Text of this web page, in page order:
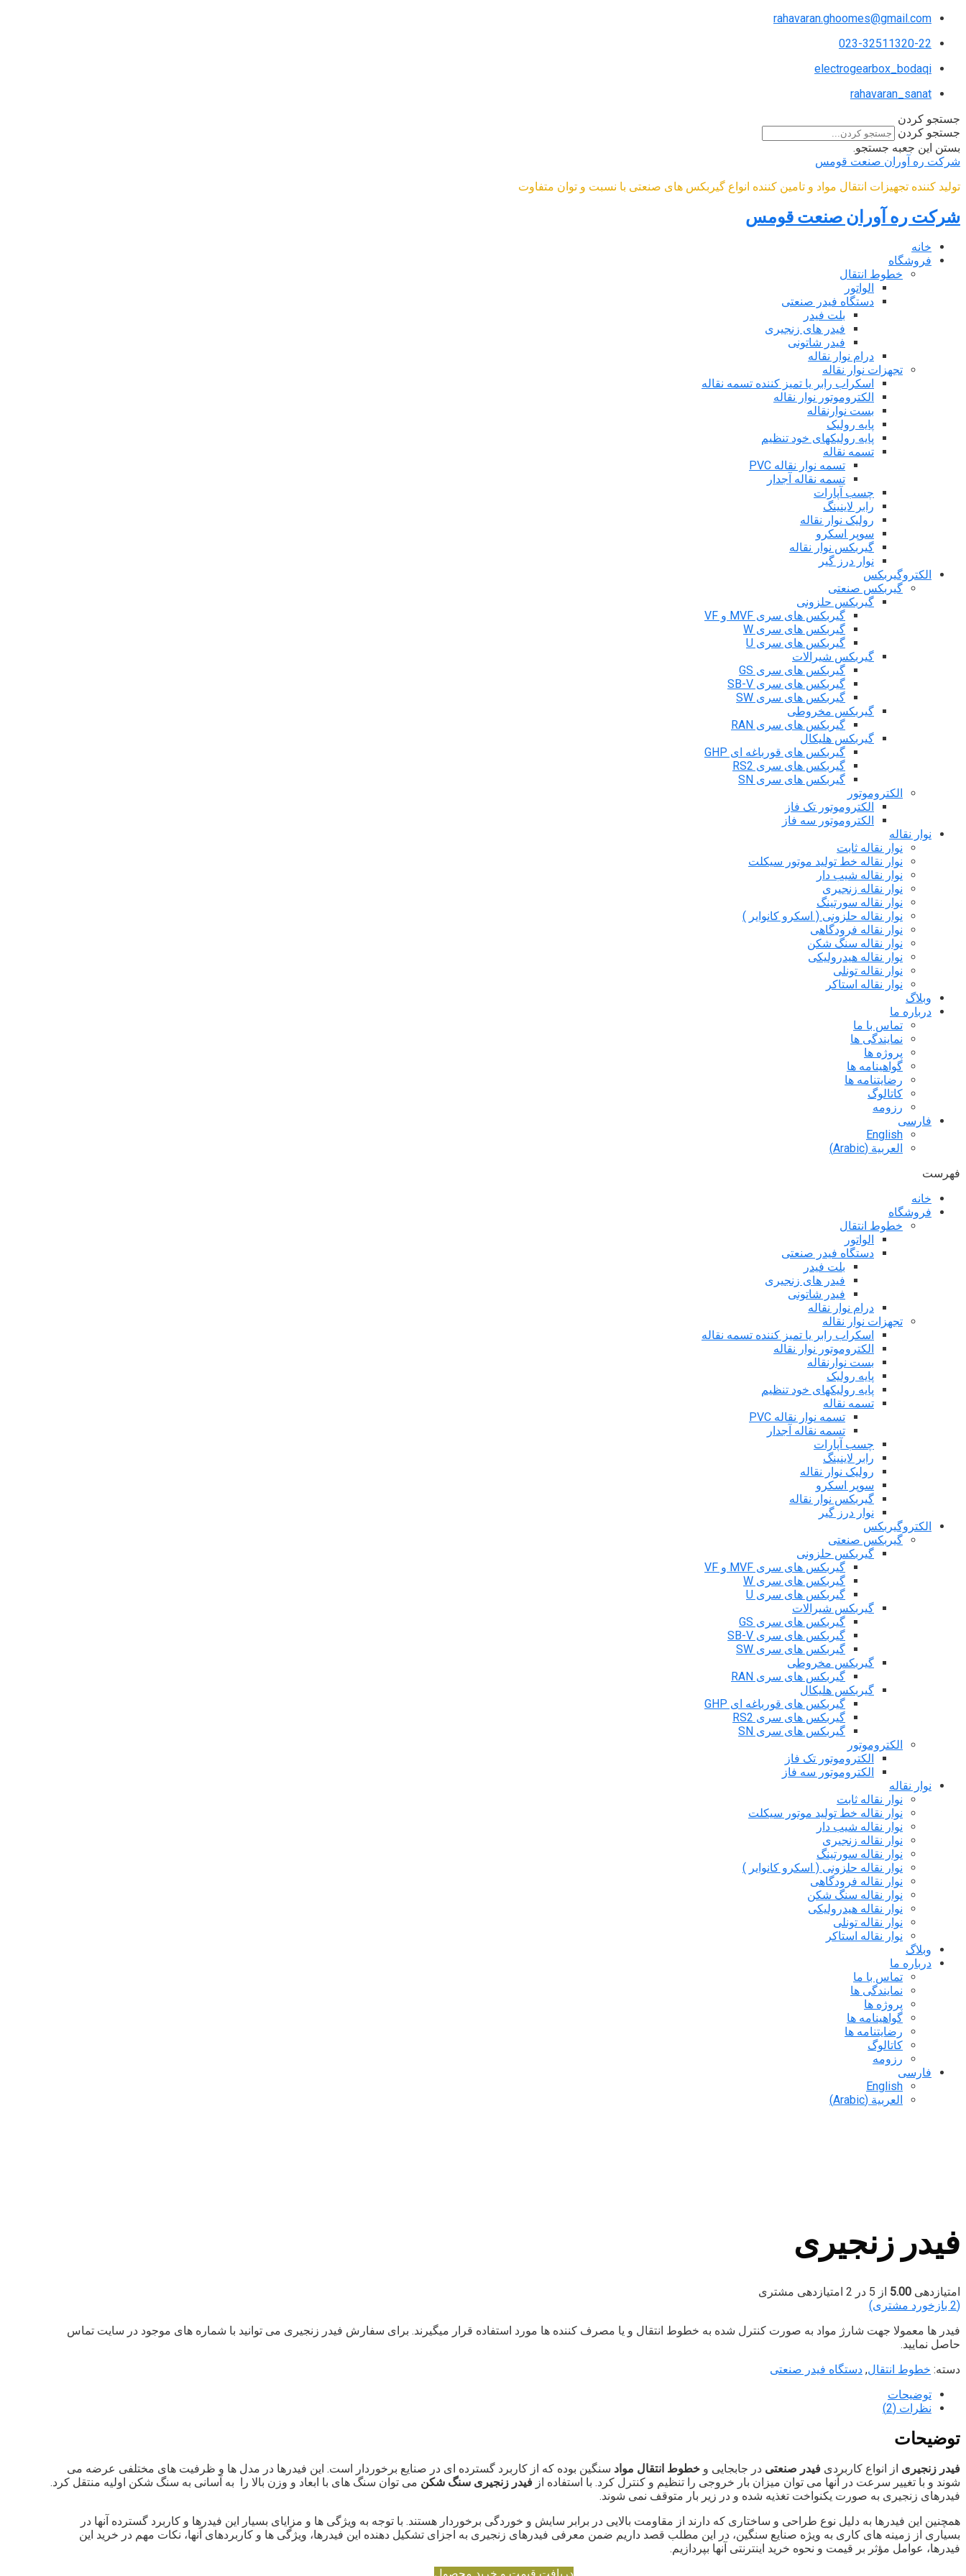
rahavaran.ghoomes@gmail.com
023-32511320-22
electrogearbox_bodaqi
rahavaran_sanat
جستجو کردن
جستجو کردن
بستن این جعبه جستجو.
شرکت ره آوران صنعت قومس
تولید کننده تجهیزات انتقال مواد و تامین کننده انواع گیربکس های صنعتی با نسبت و توان متفاوت
شرکت ره آوران صنعت قومس
خانه
فروشگاه
خطوط انتقال
الواتور
دستگاه فیدر صنعتی
بلت فیدر
فیدر های زنجیری
فیدر شاتونی
درام نوار نقاله
تجهزات نوار نقاله
اسکراب رابر یا تمیز کننده تسمه نقاله
الکتروموتور نوار نقاله
بست نوارنقاله
پایه رولیک
پایه رولیکهای خود تنظیم
تسمه نقاله
تسمه نوار نقاله PVC
تسمه نقاله آجدار
چسب آپارات
رابر لاینینگ
رولیک نوار نقاله
سوپر اسکرو
گیربکس نوار نقاله
نوار درز گیر
الکتروگیربکس
گیربکس صنعتی
گیربکس حلزونی
گیربکس های سری MVF و VF
گیربکس های سری W
گیربکس های سری U
گیربکس شیرالات
گیربکس های سری GS
گیربکس های سری SB-V
گیربکس های سری SW
گیربکس مخروطی
گیربکس های سری RAN
گیربکس هلیکال
گیربکس های قورباغه ای GHP
گیربکس های سری RS2
گیربکس های سری SN
الکتروموتور
الکتروموتور تک فاز
الکتروموتور سه فاز
نوار نقاله
نوار نقاله ثابت
نوار نقاله خط تولید موتور سیکلت
نوار نقاله شیب دار
نوار نقاله زنجیری
نوار نقاله سورتینگ
نوار نقاله حلزونی ( اسکرو کانوایر )
نوار نقاله فرودگاهی
نوار نقاله سنگ شکن
نوار نقاله هیدرولیکی
نوار نقاله تونلی
نوار نقاله استاکر
وبلاگ
درباره ما
تماس با ما
نمایندگی ها
پروژه ها
گواهینامه ها
رضایتنامه ها
کاتالوگ
رزومه
فارسی
English
العربية (
Arabic
)
فهرست
خانه
فروشگاه
خطوط انتقال
الواتور
دستگاه فیدر صنعتی
بلت فیدر
فیدر های زنجیری
فیدر شاتونی
درام نوار نقاله
تجهزات نوار نقاله
اسکراب رابر یا تمیز کننده تسمه نقاله
الکتروموتور نوار نقاله
بست نوارنقاله
پایه رولیک
پایه رولیکهای خود تنظیم
تسمه نقاله
تسمه نوار نقاله PVC
تسمه نقاله آجدار
چسب آپارات
رابر لاینینگ
رولیک نوار نقاله
سوپر اسکرو
گیربکس نوار نقاله
نوار درز گیر
الکتروگیربکس
گیربکس صنعتی
گیربکس حلزونی
گیربکس های سری MVF و VF
گیربکس های سری W
گیربکس های سری U
گیربکس شیرالات
گیربکس های سری GS
گیربکس های سری SB-V
گیربکس های سری SW
گیربکس مخروطی
گیربکس های سری RAN
گیربکس هلیکال
گیربکس های قورباغه ای GHP
گیربکس های سری RS2
گیربکس های سری SN
الکتروموتور
الکتروموتور تک فاز
الکتروموتور سه فاز
نوار نقاله
نوار نقاله ثابت
نوار نقاله خط تولید موتور سیکلت
نوار نقاله شیب دار
نوار نقاله زنجیری
نوار نقاله سورتینگ
نوار نقاله حلزونی ( اسکرو کانوایر )
نوار نقاله فرودگاهی
نوار نقاله سنگ شکن
نوار نقاله هیدرولیکی
نوار نقاله تونلی
نوار نقاله استاکر
وبلاگ
درباره ما
تماس با ما
نمایندگی ها
پروژه ها
گواهینامه ها
رضایتنامه ها
کاتالوگ
رزومه
فارسی
English
العربية (
Arabic
)
فیدر زنجیری
امتیازدهی 5.00 از 5 در 2 امتیازدهی مشتری
(
2 بازخورد مشتری)
فیدر ها معمولا جهت شارژ مواد به صورت کنترل شده به خطوط انتقال و یا مصرف کننده ها مورد استفاده قرار میگیرند. برای سفارش فیدر زنجیری می توانید با شماره های موجود در سایت تماس
حاصل نمایید.
دسته: خطوط انتقال, دستگاه فیدر صنعتی
توضیحات
نظرات (2)
توضیحات
فیدر زنجیری از انواع کاربردی فیدر صنعتی در جابجایی و خطوط انتقال مواد سنگین بوده که از کاربرد گسترده ای در صنایع برخوردار است. این فیدرها در مدل ها و ظرفیت های مختلفی عرضه می
شوند و با تغییر سرعت در آنها می توان میزان بار خروجی را تنظیم و کنترل کرد. با استفاده از فیدر زنجیری سنگ شکن می توان سنگ های با ابعاد و وزن بالا را به آسانی به سنگ شکن اولیه منتقل کرد.
فیدرهای زنجیری به صورت یکنواخت تغذیه شده و در زیر بار متوقف نمی شوند.
همچنین این فیدرها به دلیل نوع طراحی و ساختاری که دارند از مقاومت بالایی در برابر سایش و خوردگی برخوردار هستند. با توجه به ویژگی ها و مزایای بسیار این فیدرها و کاربرد گسترده آنها در
بسیاری از زمینه های کاری به ویژه صنایع سنگین، در این مطلب قصد داریم ضمن معرفی فیدرهای زنجیری به اجزای تشکیل دهنده این فیدرها، ویژگی ها و کاربردهای آنها، نکات مهم در خرید این
فیدرها، عوامل مؤثر بر قیمت و نحوه خرید اینترنتی آنها بپردازیم.
دریافت قیمت و خرید محصول